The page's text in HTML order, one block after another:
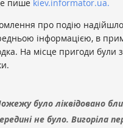
пише kiev.informator.ua.
про подію
інформацією, в
На місце пригоди були
було ліквідовано
не було. Вигоріла